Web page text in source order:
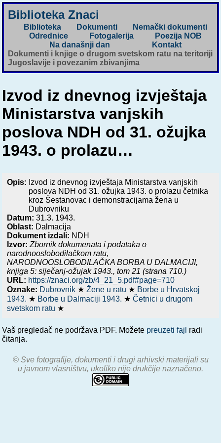
Biblioteka Znaci
Biblioteka Dokumenti
Nemački dokumenti
Odrednice
Fotogalerija
Poezija NOB
Na današnji dan
Kontakt
Dokumenti i knjige o drugom svetskom ratu na teritoriji
Jugoslavije i povezanim zbivanjima
Izvod iz dnevnog izvještaja
Ministarstva vanjskih
poslova NDH od 31. ožujka
1943. o prolazu…
Opis: Izvod iz dnevnog izvještaja Ministarstva vanjskih
poslova NDH od 31. ožujka 1943. o prolazu četnika
kroz Šestanovac i demonstracijama žena u
Dubrovniku
Datum:31.3. 1943.
Oblast: Dalmacija
Dokument izdali: NDH
Izvor: Zbornik dokumenata i podataka o
narodnooslobodilačkom ratu,
NARODNOOSLOBODILAČKA BORBA U DALMACIJI,
knjiga 5: siječanj-ožujak 1943., tom 21 (strana 710.)
URL: https://znaci.org/zb/4_21_5.pdf#page=710
Oznake: Dubrovnik ★Žene u ratu ★ Borbe u Hrvatskoj
1943. ★ Borbe u Dalmaciji 1943. ★Četnici u drugom
svetskom ratu ★
Vaš pregledač ne podržava PDF. Možete preuzeti fajl radi
čitanja.
© Sve fotografije, dokumenti i drugi arhivski materijali su
u javnom vlasništvu, ukoliko nije drukčije naznačeno.